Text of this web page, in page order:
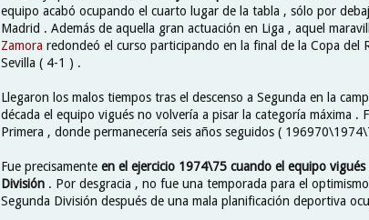
equipo acabó ocupando el cuarto lugar de la tabla , sólo por
Madrid . Además de aquella gran actuación en Liga , aquel
Zamora redondeó el curso participando en la final de la Copa del
Sevilla ( 4-1 ) .
Llegaron los malos tiempos tras el descenso a Segunda en la
década el equipo vigués no volvería a pisar la categoría máxima .
Primera , donde permanecería seis años seguidos (
Fue precisamente en el ejercicio 1974\75 cuando el equipo
División . Por desgracia , no fue una temporada para el
Segunda División después de una mala planificación deportiva